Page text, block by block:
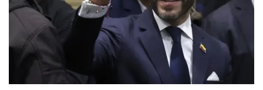
INTERNACIONALES ÚLTIMA HORA
Hiroshima 81 años de la
debacle atómica. Japón
debate principios no
nucleares